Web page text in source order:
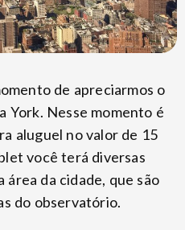
de apreciarmos o
York. Nesse momento é
aluguel no valor de 15
você terá diversas
da cidade, que são
do observatório.